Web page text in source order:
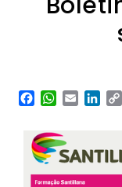
Facebook
WhatsApp
Email